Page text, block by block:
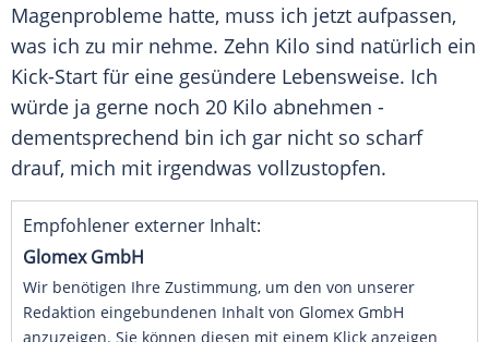
Magenprobleme hatte, muss ich jetzt aufpassen,
was ich zu mir nehme. Zehn Kilo sind natürlich ein
Kick-Start für eine gesündere Lebensweise. Ich
würde ja gerne noch 20 Kilo abnehmen -
dementsprechend bin ich gar nicht so scharf
drauf, mich mit irgendwas vollzustopfen.
Empfohlener externer Inhalt:
Glomex GmbH
Wir benötigen Ihre Zustimmung, um den von unserer
Redaktion eingebundenen Inhalt von Glomex GmbH
anzuzeigen. Sie können diesen mit einem Klick anzeigen